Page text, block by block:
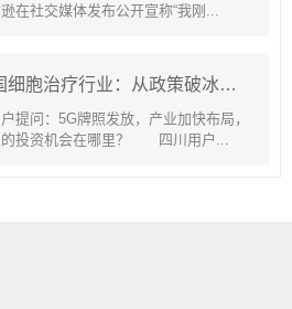
在社交媒体发布公开宣称“我刚...
2026年中国细胞治疗行业：从政策破冰到临床普惠的产业新局
：5G牌照发放，产业加快布局，
的投资机会在哪里？ 四川用户...